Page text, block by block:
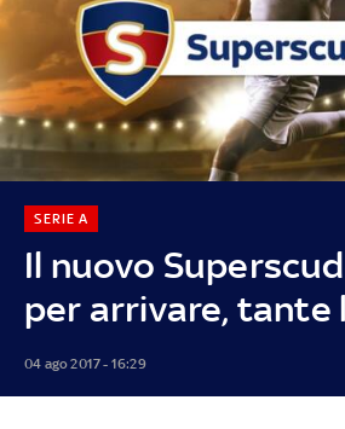
Il nuovo
per arrivare, tante
SERIE A
04 ago 2017 - 16:29